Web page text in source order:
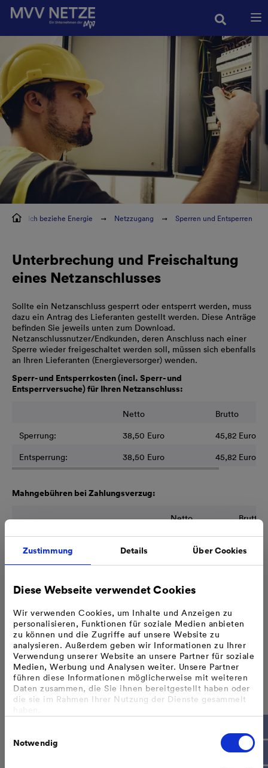
Zustimmung Details Über Cookies
Diese Webseite verwendet Cookies
Wir verwenden Cookies, um Inhalte und Anzeigen zu
personalisieren, Funktionen für soziale Medien anbieten
zu können und die Zugriffe auf unsere Website zu
analysieren. Außerdem geben wir Informationen zu Ihrer
Verwendung unserer Website an unsere Partner für soziale
Medien, Werbung und Analysen weiter. Unsere Partner
führen diese Informationen möglicherweise mit weiteren
Daten zusammen, die Sie ihnen bereitgestellt haben oder
die sie im Rahmen Ihrer Nutzung der Dienste gesammelt
Bzgl. einer Datenweitergabe außerhalb der EU oder eines
sicheren Drittlands weisen wir darauf hin, dass Sie nur
erfolgt, wenn Sie uns dazu Ihre Einwilligung erteilt haben
und dass die Verarbeitung der Daten im Einklang mit den
Notwendig
Zur Hauptnavigation springen
Zur Servicelasche springen
Zum Hauptinhalt springen
Zur Footernavigation springen
Ich beziehe Energie Netzzugang Sperren und Entsperren
Unterbrechung und Freischaltung
eines Netzanschlusses
Sollte ein Netzanschluss gesperrt oder entsperrt werden, muss
dazu ein Antrag des Lieferanten gestellt werden. Diese Anträge
befinden Sie jeweils unten zum Download.
Netzanschlussnutzer/Endkunden, deren Anschluss nach einer
Sperre wieder freigeschaltet werden soll, müssen sich ebenfalls
an Ihren Lieferanten (Energieversorger) wenden.
Sperr- und Entsperrkosten (incl. Sperr- und
Entsperrversuche) für Ihren Netzanschluss:
Netto
Brutto
Sperrung:
38,50 Euro
45,82 Euro
Entsperrung:
38,50 Euro 45,82 Euro
Mahngebühren bei Zahlungsverzug:
Netto
Brutto
Mangebühren je Mahnung
5,00 Euro 5,95
erschwertem Zugang und bei Terminen mit Gerichtsvollziehern
fallen höhere Kosten an, die nach Aufwand berechnet werden.
Sperrung / Entsperrung
Strom
Hier finden Sie den Auftrag zur Unterbrechung oder
Entsperrung.